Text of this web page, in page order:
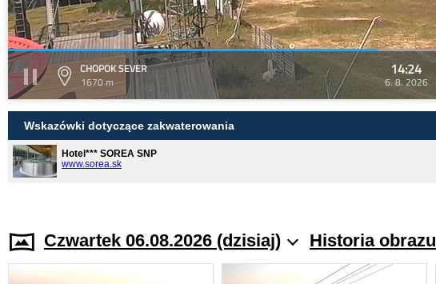
CHOPOK SEVER
1670 m
14:24
6. 8. 2026
Wskazówki dotyczące zakwaterowania
Hotel*** SOREA SNP
www.sorea.sk
Czwartek 06.08.2026 (dzisiaj) Historia obrazu